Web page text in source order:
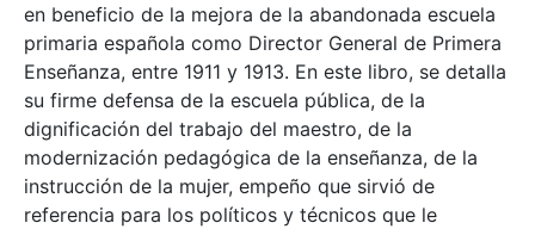
en beneficio de la mejora de la abandonada escuela
primaria española como Director General de Primera
Enseñanza, entre 1911 y 1913. En este libro, se detalla
su firme defensa de la escuela pública, de la
dignificación del trabajo del maestro, de la
modernización pedagógica de la enseñanza, de la
instrucción de la mujer, empeño que sirvió de
referencia para los políticos y técnicos que le